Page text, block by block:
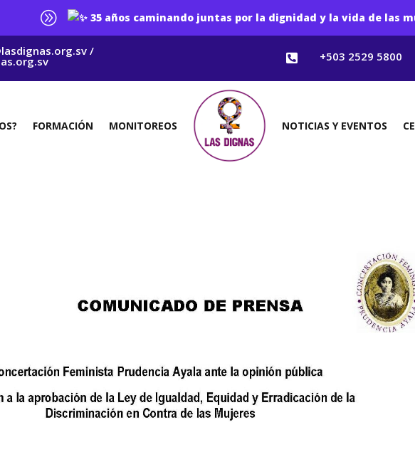
A 35 años caminando juntas por la dignidad y la vida de las
/  +503 2529 5800
FORMACIÓN MONITOREOS NOTICIAS Y EVENTOS